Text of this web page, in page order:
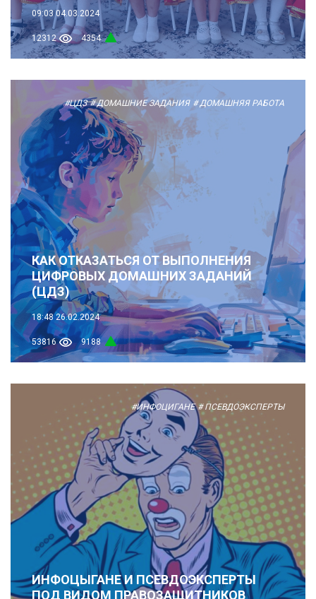
09:03 04.03.2024
12312 4354
#ЦДЗ # ДОМАШНИЕ ЗАДАНИЯ # ДОМАШНЯЯ РАБОТА
КАК ОТКАЗАТЬСЯ ОТ ВЫПОЛНЕНИЯ
ЦИФРОВЫХ ДОМАШНИХ ЗАДАНИЙ
(ЦДЗ)
18:48 26.02.2024
53816 9188
#ИНФОЦИГАНЕ # ПСЕВДОЭКСПЕРТЫ
ИНФОЦЫГАНЕ И ПСЕВДОЭКСПЕРТЫ
ПОД ВИДОМ ПРАВОЗАЩИТНИКОВ